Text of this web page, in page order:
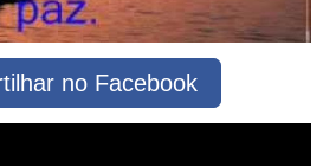
no Facebook